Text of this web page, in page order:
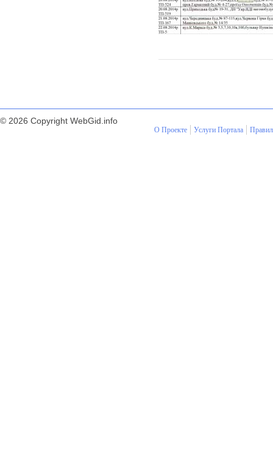
© 2026 Copyright WebGid.info
О Проекте Услуги Портала